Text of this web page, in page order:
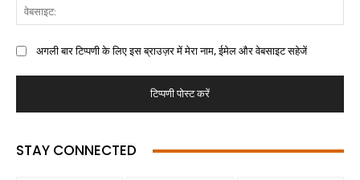
अगली बार टिप्पणी के लिए इस ब्राउज़र में मेरा नाम, ईमेल और वेबसाइट सहेजें
STAY CONNECTED